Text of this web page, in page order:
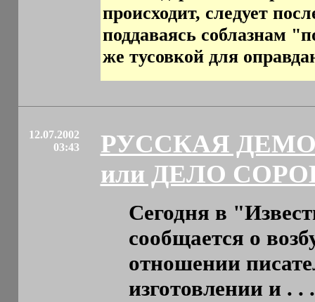
происходит, следует
поддаваясь соблазнам
же тусовкой для
12.07.2002
03:43
РУССКАЯ
или ДЕЛО
Сегодня в
сообщается о
отношении
изготовлении и . . .